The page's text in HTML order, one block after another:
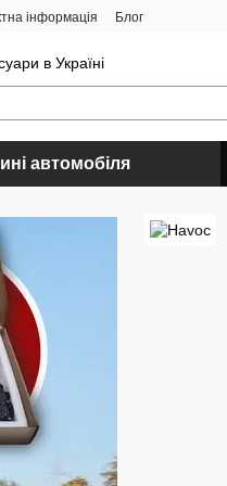
інформація Блог
в Україні
автомобіля